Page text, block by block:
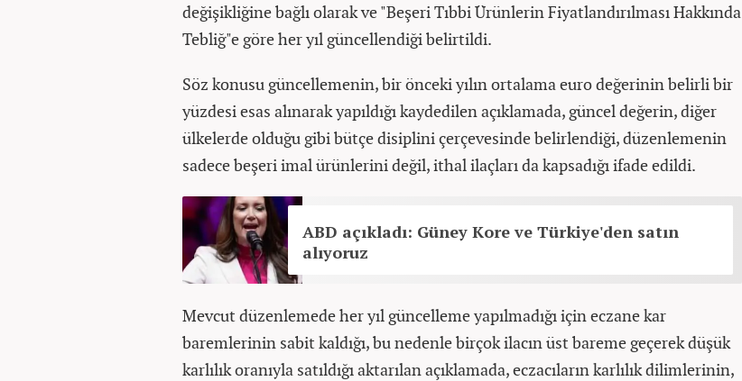
değişikliğine bağlı olarak ve "Beşeri Tıbbi Ürünlerin Fiyatlandırılması Hakkında
Tebliğ"e göre her yıl güncellendiği belirtildi.
Söz konusu güncellemenin, bir önceki yılın ortalama euro değerinin belirli bir
yüzdesi esas alınarak yapıldığı kaydedilen açıklamada, güncel değerin, diğer
ülkelerde olduğu gibi bütçe disiplini çerçevesinde belirlendiği, düzenlemenin
sadece beşeri imal ürünlerini değil, ithal ilaçları da kapsadığı ifade edildi.
ABD açıkladı: Güney Kore ve Türkiye'den satın
alıyoruz
Mevcut düzenlemede her yıl güncelleme yapılmadığı için eczane kar
baremlerinin sabit kaldığı, bu nedenle birçok ilacın üst bareme geçerek düşük
karlılık oranıyla satıldığı aktarılan açıklamada, eczacıların karlılık dilimlerinin,